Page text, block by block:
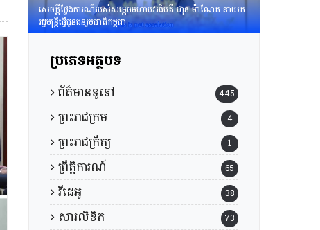
សេចក្តីថ្លែងការណ៍របស់សម្តេចមហាបវរធិបតី ហ៊ុន ម៉ាណែត នាយក
រដ្ឋមន្រ្តីផ្ញើជូនជនរួមជាតិកម្ពុជា
ប្រភេទអត្ថបទ
ព័ត៌មានទូទៅ 445
ព្រះរាជក្រម 4
ព្រះរាជក្រឹត្យ 1
ព្រឹត្តិការណ៍ 65
វីដេអូ 38
សារលិខិត 73